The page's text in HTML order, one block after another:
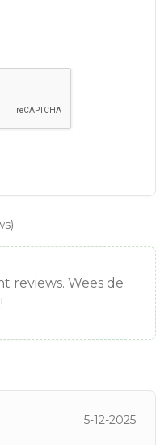
)
reviews. Wees de
5-12-2025